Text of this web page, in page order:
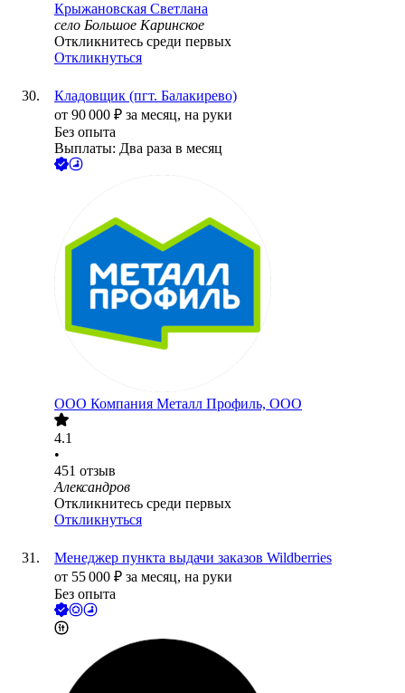
Крыжановская Светлана
село Большое Каринское
Откликнитесь среди первых
Откликнуться
Кладовщик (пгт. Балакирево)
от 90 000 ₽ за месяц, на руки
Без опыта
Выплаты: Два раза в месяц
ООО Компания Металл Профиль, OOO
4.1
•
451 отзыв
Александров
Откликнитесь среди первых
Откликнуться
Менеджер пункта выдачи заказов Wildberries
от 55 000 ₽ за месяц, на руки
Без опыта